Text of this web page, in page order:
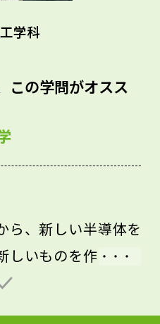
学科
この学問がオスス
ら、新しい半導体を
いものを作ること
の研究は新しいもの